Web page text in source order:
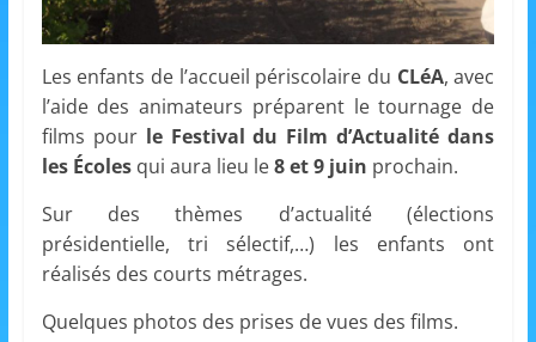
Stiring-
Wendel
L
s
r
Les enfants de l’accueil périscolaire du CLéA, avec
l’aide des animateurs préparent le tournage de
films pour le Festival du Film d’Actualité dans
les Écolesqui aura lieu le8 et 9 juin prochain.
Sur des thèmes d’actualité (élections
présidentielle, tri sélectif,…) les enfants ont
réalisés des courts métrages.
Quelques photos des prises de vues des films.